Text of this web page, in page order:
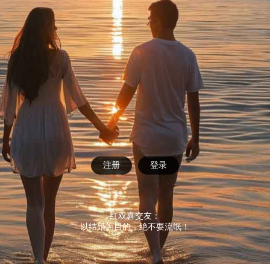
注册 登录
红双喜交友：
以结婚为目的，绝不耍流氓！